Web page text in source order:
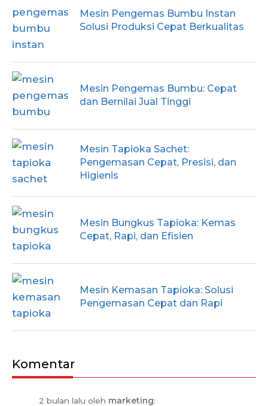
Mesin Pengemas Bumbu Instan
Solusi Produksi Cepat Berkualitas
Mesin Pengemas Bumbu: Cepat
dan Bernilai Jual Tinggi
Mesin Tapioka Sachet:
Pengemasan Cepat, Presisi, dan
Higienis
Mesin Bungkus Tapioka: Kemas
Cepat, Rapi, dan Efisien
Mesin Kemasan Tapioka: Solusi
Pengemasan Cepat dan Rapi
Komentar
2 bulan lalu oleh marketing: